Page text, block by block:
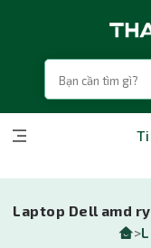
Laptop Dell amd
>